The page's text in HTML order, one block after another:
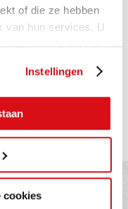
of die ze hebben
van hun services. U
onze website blijft
Instellingen
cookies
XL